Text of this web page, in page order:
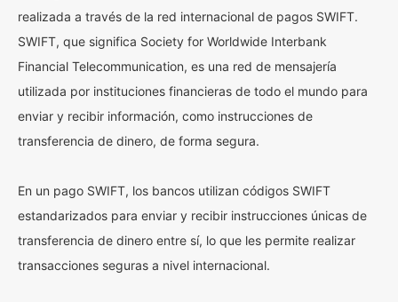
realizada a través de la red internacional de pagos SWIFT.
SWIFT, que significa Society for Worldwide Interbank
Financial Telecommunication, es una red de mensajería
utilizada por instituciones financieras de todo el mundo para
enviar y recibir información, como instrucciones de
transferencia de dinero, de forma segura.
En un pago SWIFT, los bancos utilizan códigos SWIFT
estandarizados para enviar y recibir instrucciones únicas de
transferencia de dinero entre sí, lo que les permite realizar
transacciones seguras a nivel internacional.